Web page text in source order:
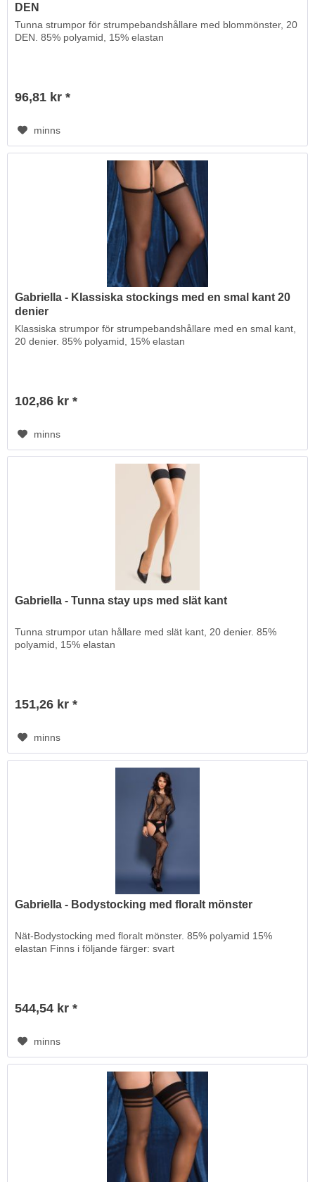
DEN
Tunna strumpor för strumpebandshållare med blommönster, 20
DEN. 85% polyamid, 15% elastan
96,81 kr *
minns
Gabriella - Klassiska stockings med en smal kant 20
denier
Klassiska strumpor för strumpebandshållare med en smal kant,
20 denier. 85% polyamid, 15% elastan
102,86 kr *
minns
Gabriella - Tunna stay ups med slät kant
Tunna strumpor utan hållare med slät kant, 20 denier. 85%
polyamid, 15% elastan
151,26 kr *
minns
Gabriella - Bodystocking med floralt mönster
Nät-Bodystocking med floralt mönster. 85% polyamid 15%
elastan Finns i följande färger: svart
544,54 kr *
minns